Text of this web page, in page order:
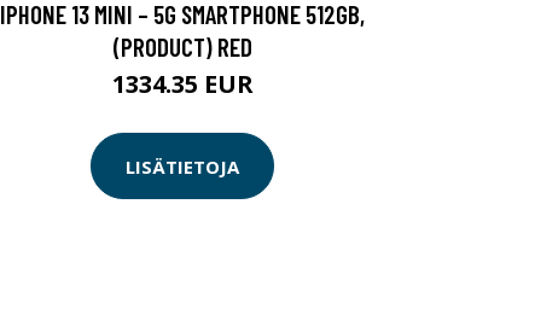
IPHONE 13 MINI – 5G SMARTPHONE 512GB,
(PRODUCT) RED
1334.35 EUR
LISÄTIETOJA